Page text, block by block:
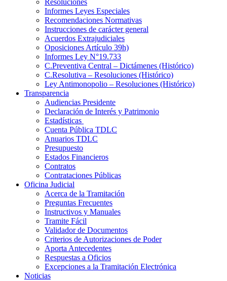
Resoluciones
Informes Leyes Especiales
Recomendaciones Normativas
Instrucciones de carácter general
Acuerdos Extrajudiciales
Oposiciones Artículo 39h)
Informes Ley N°19.733
C.Preventiva Central – Dictámenes (Histórico)
C.Resolutiva – Resoluciones (Histórico)
Ley Antimonopolio – Resoluciones (Histórico)
Transparencia
Audiencias Presidente
Declaración de Interés y Patrimonio
Estadísticas
Cuenta Pública TDLC
Anuarios TDLC
Presupuesto
Estados Financieros
Contratos
Contrataciones Públicas
Oficina Judicial
Acerca de la Tramitación
Preguntas Frecuentes
Instructivos y Manuales
Tramite Fácil
Validador de Documentos
Criterios de Autorizaciones de Poder
Aporta Antecedentes
Respuestas a Oficios
Excepciones a la Tramitación Electrónica
Noticias